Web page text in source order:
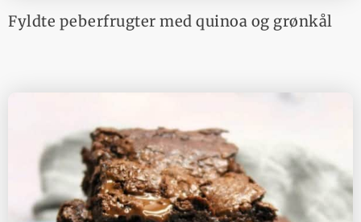
Fyldte peberfrugter med quinoa og grønkål